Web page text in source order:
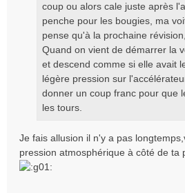
coup ou alors cale juste après
penche pour les bougies, ma
pense qu'à la prochaine
Quand on vient de démarrer la
et descend comme si elle avait
légère pression sur
donner un coup franc pour que
les tours.
Je fais allusion il n'y a pas
pression atmosphérique à côté de ta